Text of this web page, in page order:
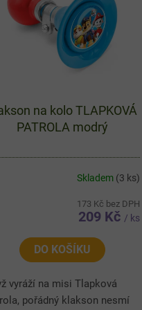
na kolo TLAPKOVÁ
PATROLA modrý
Skladem (3 ks)
173 Kč bez DPH
209 Kč / ks
DO KOŠÍKU
vyráží na misi Tlapková
pořádný klakson nesmí